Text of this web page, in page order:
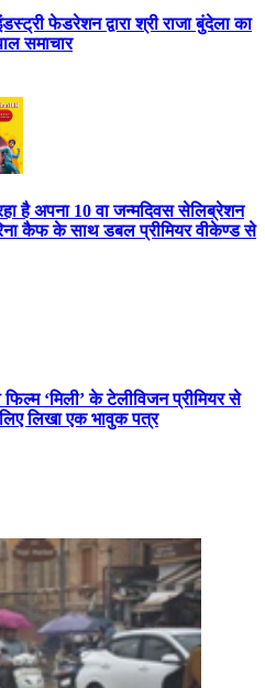
फेडरेशन द्वारा श्री राजा बुंदेला का
समाचार
है अपना 10 वा जन्मदिवस सेलिब्रेशन
कैफ के साथ डबल प्रीमियर वीकेण्ड से
‘मिली’ के टेलीविजन प्रीमियर से
लिखा एक भावुक पत्र